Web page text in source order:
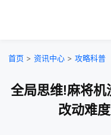
首页 > 资讯中心 > 攻略科普
全局思维!麻将机
改动难